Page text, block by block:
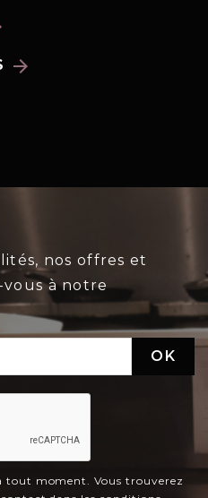
arrow_forward
nos offres et
vous à notre
tout moment. Vous trouverez